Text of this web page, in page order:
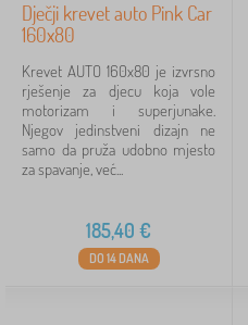
Dječji krevet auto Pink Car
160x80
Krevet AUTO 160x80 je izvrsno
rješenje za djecu koja vole
motorizam i superjunake.
Njegov jedinstveni dizajn ne
samo da pruža udobno mjesto
za spavanje, već...
185,40 €
DO 14 DANA